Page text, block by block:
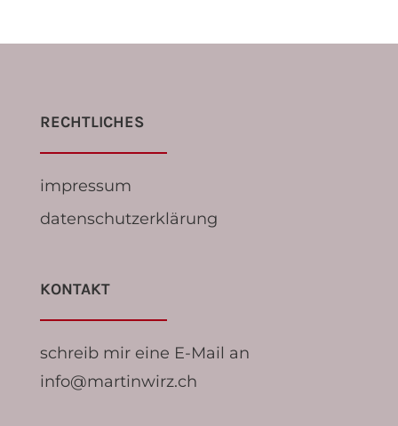
RECHTLICHES
impressum
datenschutzerklärung
KONTAKT
schreib mir eine E-Mail an
info@martinwirz.ch